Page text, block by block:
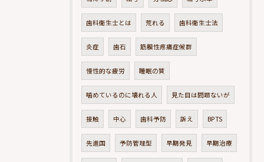
歯科衛生士とは 荒れる 歯科衛生士法
炎症 歯石 筋膜性疼痛症候群
慢性的な疲労 睡眠の質
噛めているのに壊れる人 見た目は問題ないが
接触 中心 歯科予防 訴え BPTS
先進国 予防管理型 早期発見 早期治療